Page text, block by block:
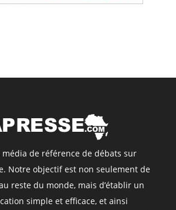
média de référence de débats sur
Notre objectif est non seulement de
reste du monde, mais d’établir un
simple et efficace, et ainsi